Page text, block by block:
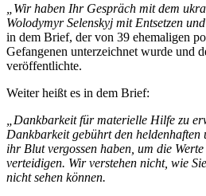
„Wir haben Ihr Gespräch mit dem
Wolodymyr Selenskyj mit Entsetzen
in dem Brief, der von 39 ehemaligen
Gefangenen unterzeichnet wurde und
veröffentlichte.
Weiter heißt es in dem Brief:
Dankbarkeit für materielle Hilfe zu
Dankbarkeit gebührt den heldenhaften
ihr Blut vergossen haben, um die
verteidigen. Wir verstehen nicht, wie
nicht sehen können.